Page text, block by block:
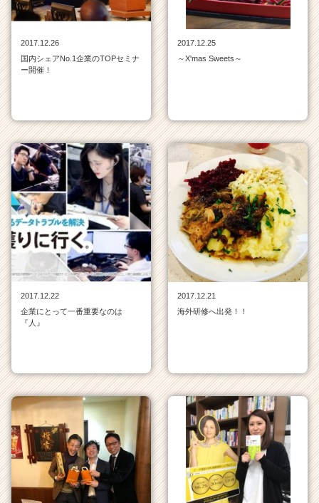
2017.12.26
国内シェアNo.1企業のTOPセミナ
ー開催！
2017.12.25
～X'mas Sweets～
2017.12.22
企業にとって一番重要なのは
『人』
2017.12.21
海外研修へ出発！！